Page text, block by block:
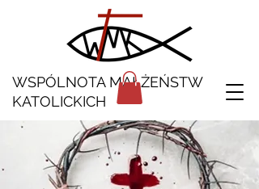
WSPÓLNOTA MAŁŻEŃSTW
KATOLICKICH